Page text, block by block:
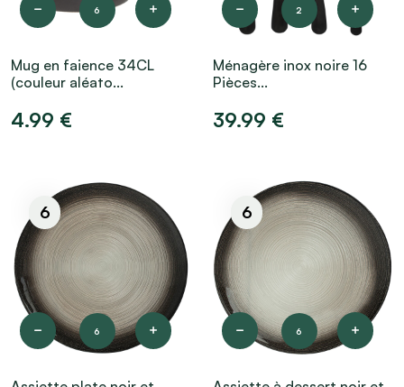
6
Mug en faience 34CL
(couleur aléato...
4.99 €
2
Ménagère inox noire 16
Pièces...
39.99 €
6
6
6
6